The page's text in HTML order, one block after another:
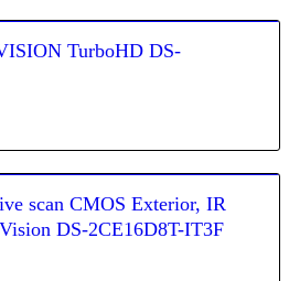
TurboHD DS-
scan CMOS Exterior, IR
DS-2CE16D8T-IT3F